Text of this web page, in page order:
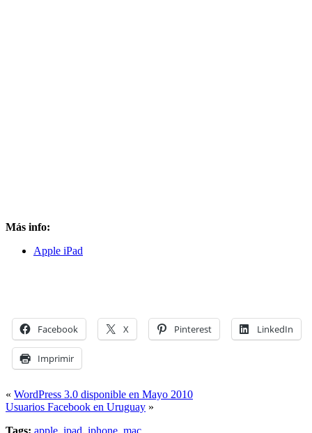
Más info:
Apple iPad
Facebook X Pinterest LinkedIn
Imprimir
« WordPress 3.0 disponible en Mayo 2010
Usuarios Facebook en Uruguay »